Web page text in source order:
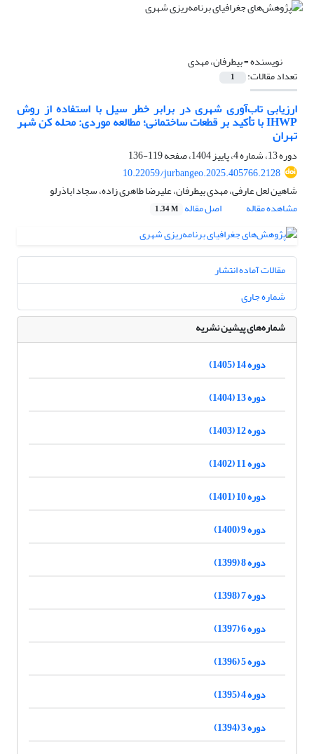
نویسنده =بیطرفان، مهدی
تعداد مقالات: 1
ارزیابی تاب‌آوری شهری در برابر خطر سیل با استفاده از روش
IHWP با تأکید بر قطعات ساختمانی؛ مطالعه موردی: محله کن شهر
تهران
دوره 13، شماره 4، پاییز 1404، صفحه
119-136
10.22059/jurbangeo.2025.405766.2128
شاهین لعل عارفی، مهدی بیطرفان، علیرضا طاهری زاده، سجاد اباذرلو
مشاهده مقاله
اصل مقاله 1.34 M
مقالات آماده انتشار
شماره جاری
شماره‌های پیشین نشریه
دوره 14 (1405)
دوره 13 (1404)
دوره 12 (1403)
دوره 11 (1402)
دوره 10 (1401)
دوره 9 (1400)
دوره 8 (1399)
دوره 7 (1398)
دوره 6 (1397)
دوره 5 (1396)
دوره 4 (1395)
دوره 3 (1394)